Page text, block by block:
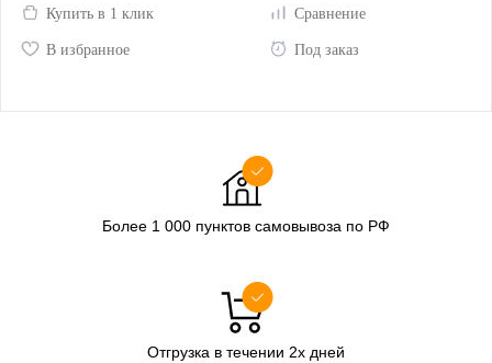
Купить в 1 клик Сравнение
В избранное Под заказ
Более 1 000 пунктов самовывоза по РФ
Отгрузка в течении 2х дней